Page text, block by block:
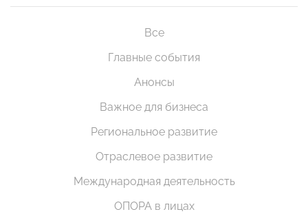
Все
Главные события
Анонсы
Важное для бизнеса
Региональное развитие
Отраслевое развитие
Международная деятельность
ОПОРА в лицах